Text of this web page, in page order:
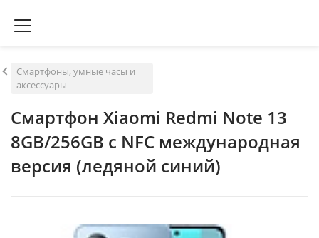
Смартфоны, умные часы и
аксессуары
Смартфон Xiaomi Redmi Note 13
8GB/256GB с NFC международная
версия (ледяной синий)